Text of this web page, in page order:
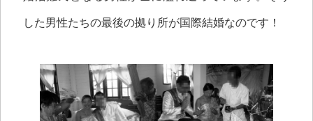
した男性たちの最後の拠り所が国際結婚なのです！